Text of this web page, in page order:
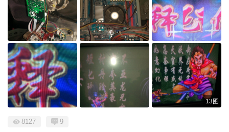
13图
8127 9